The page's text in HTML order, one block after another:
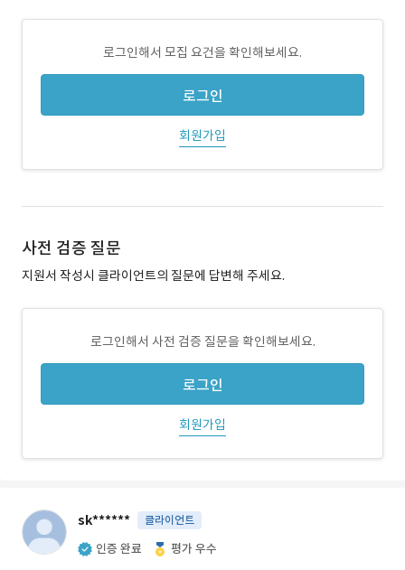
로그인해서 모집 요건을 확인해보세요.
로그인
회원가입
사전 검증 질문
지원서 작성시 클라이언트의 질문에 답변해 주세요.
로그인해서 사전 검증 질문을 확인해보세요.
로그인
회원가입
sk****** 클라이언트
인증 완료 평가 우수